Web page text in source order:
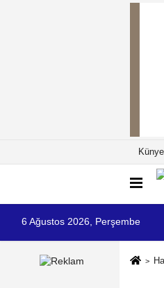
Künye
6 Ağustos 2026, Perşembe